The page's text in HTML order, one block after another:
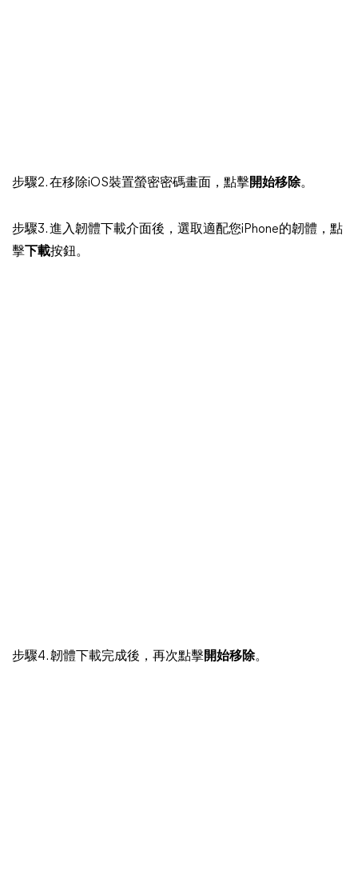
步驟2. 在移除iOS裝置螢密密碼畫面，點擊開始移除。
步驟3. 進入韌體下載介面後，選取適配您iPhone的韌體，點
擊 下載按鈕。
步驟4. 韌體下載完成後，再次點擊開始移除。